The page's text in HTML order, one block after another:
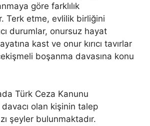
göre farklılık
Terk etme, evlilik birliğini
durumlar, onursuz hayat
kast ve onur kırıcı tavırlar
boşanma davasına konu
Türk Ceza Kanunu
olan kişinin talep
şeyler bulunmaktadır.